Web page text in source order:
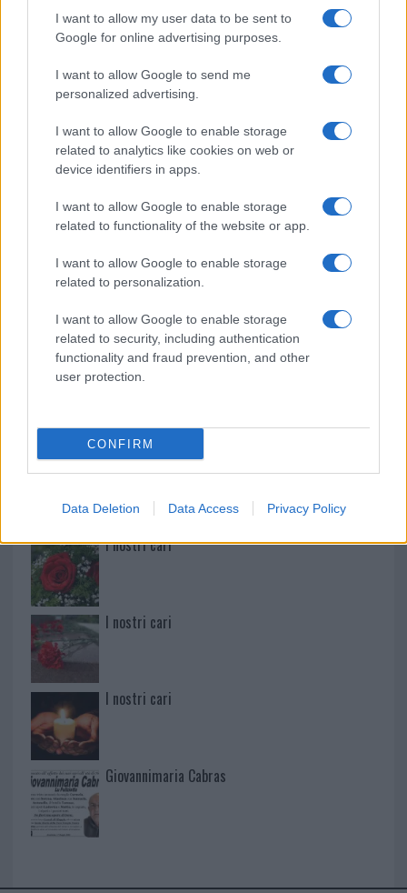
I want to allow my user data to be sent to
Google for online advertising purposes.
I want to allow Google to send me
personalized advertising.
I want to allow Google to enable storage
related to analytics like cookies on web or
device identifiers in apps.
I want to allow Google to enable storage
related to functionality of the website or app.
I want to allow Google to enable storage
related to personalization.
I want to allow Google to enable storage
related to security, including authentication
functionality and fraud prevention, and other
user protection.
CONFIRM
Data Deletion Data Access Privacy Policy
amate dell’estate 2026
NECROLOGIE
Mario Malu
Martina Agostina Diturco
I nostri cari
I nostri cari
I nostri cari
Giovannimaria Cabras